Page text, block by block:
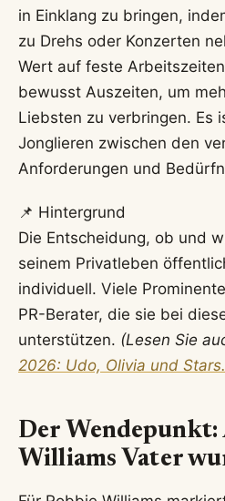
in Einklang zu bringen,
zu Drehs oder Konzerten
Wert auf feste
bewusst Auszeiten, um
Liebsten zu verbringen. Es
Jonglieren zwischen den
Anforderungen und
📌 Hintergrund
Die Entscheidung, ob und
seinem Privatleben
individuell. Viele
PR-Berater, die sie bei
unterstützen. (Lesen Sie
2026: Udo, Olivia und
Der Wendepunkt:
Williams Vater